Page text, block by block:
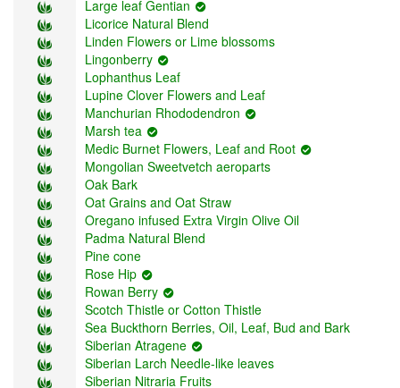
Large leaf Gentian
Licorice Natural Blend
Linden Flowers or Lime blossoms
Lingonberry
Lophanthus Leaf
Lupine Clover Flowers and Leaf
Manchurian Rhododendron
Marsh tea
Medic Burnet Flowers, Leaf and Root
Mongolian Sweetvetch aeroparts
Oak Bark
Oat Grains and Oat Straw
Oregano infused Extra Virgin Olive Oil
Padma Natural Blend
Pine cone
Rose Hip
Rowan Berry
Scotch Thistle or Cotton Thistle
Sea Buckthorn Berries, Oil, Leaf, Bud and Bark
Siberian Atragene
Siberian Larch Needle-like leaves
Siberian Nitraria Fruits